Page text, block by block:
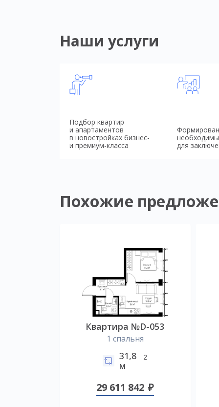
Наши услуги
Подбор квартир
и апартаментов
в новостройках бизнес-
и премиум-класса
для
Похожие
Квартира №D-053
1 спальня
31,8
м
2
29 611 842